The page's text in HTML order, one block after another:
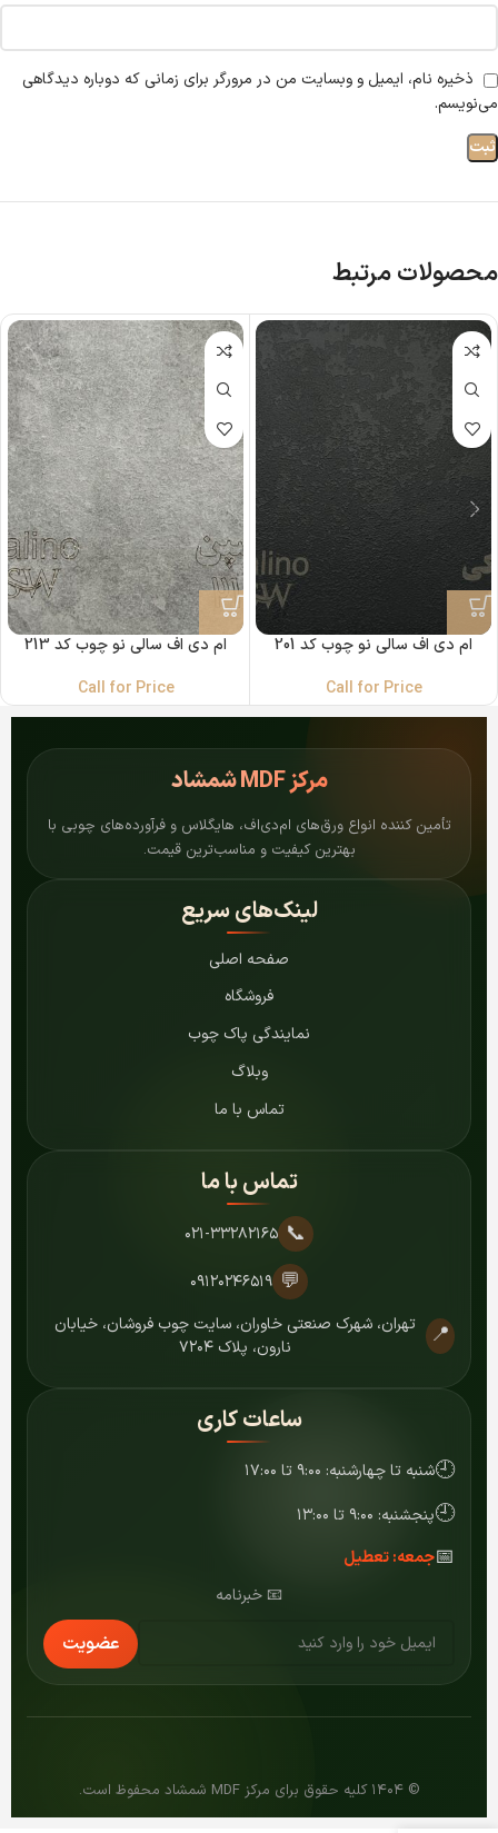
ذخیره نام، ایمیل و وبسایت من در مرورگر برای زمانی که دوباره دیدگاهی
می‌نویسم.
محصولات مرتبط
ام دی اف سالی نو چوب کد 201
Call for Price
ام دی اف سالی نو چوب کد 213
Call for Price
مرکزMDF شمشاد
تأمین کننده انواع ورق‌های ام‌دی‌اف، هایگلاس و فرآورده‌های چوبی با
بهترین کیفیت و مناسب‌ترین قیمت.
لینک‌های سریع
صفحه اصلی
فروشگاه
نمایندگی پاک چوب
وبلاگ
تماس با ما
تماس با ما
📞 ۰۲۱-۳۳۲۸۲۱۶۵
💬 ۰۹۱۲۰۲۴۶۵۱۹
📍
تهران، شهرک صنعتی خاوران، سایت چوب فروشان، خیابان
نارون، پلاک ۷۲۰۴
ساعات کاری
🕘شنبه تا چهارشنبه: ۹:۰۰ تا ۱۷:۰۰
🕘پنجشنبه: ۹:۰۰ تا ۱۳:۰۰
📅جمعه: تعطیل
📧 خبرنامه
عضویت
© ۱۴۰۴ کلیه حقوق برای مرکز MDF شمشاد محفوظ است.